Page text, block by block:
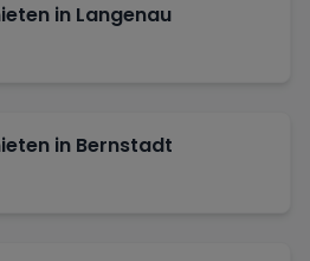
in Langenau
in Bernstadt